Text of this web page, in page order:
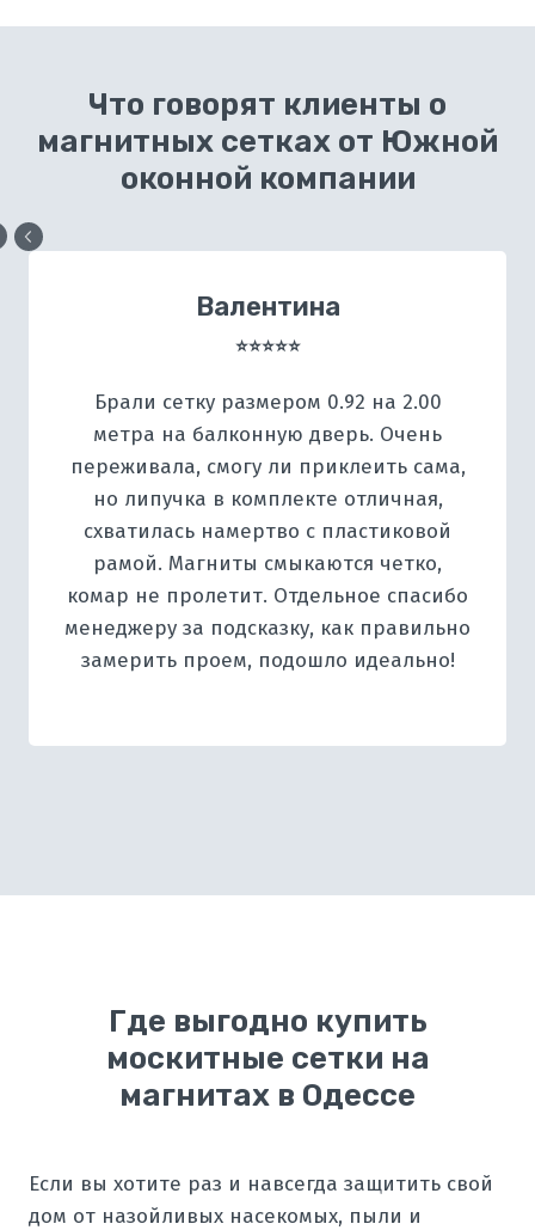
магнитные ленты, плотная ткань премиум-
качества и надежная фурнитура.
Что говорят клиенты о
магнитных сетках от Южной
оконной компании
Валентина
⭐⭐⭐⭐⭐
Брали сетку размером 0.92 на 2.00
метра на балконную дверь. Очень
переживала, смогу ли приклеить сама,
но липучка в комплекте отличная,
схватилась намертво с пластиковой
рамой. Магниты смыкаются четко,
комар не пролетит. Отдельное спасибо
менеджеру за подсказку, как правильно
замерить проем, подошло идеально!
Где выгодно купить
москитные сетки на
магнитах в Одессе
Если вы хотите раз и навсегда защитить свой
дом от назойливых насекомых, пыли и